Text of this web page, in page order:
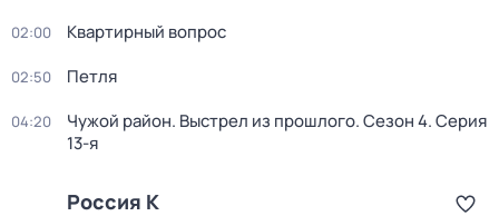
02:00 Квартирный вопрос
02:50 Петля
04:20 Чужой район. Выстрел из прошлого. Сезон 4. Серия
13-я
Россия К